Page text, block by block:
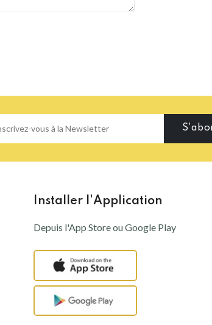
Installer l'Application
Depuis l'App Store ou Google Play